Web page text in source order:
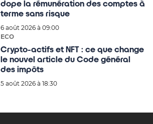
dope la rémunération des comptes à
terme sans risque
6 août 2026 à 09:00
ECO
Crypto-actifs et NFT : ce que change
le nouvel article du Code général
des impôts
5 août 2026 à 18:30